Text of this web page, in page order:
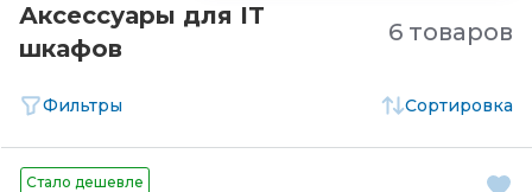
Аксессуары для IT
шкафов
6 товаров
Фильтры Сортировка
Стало дешевле